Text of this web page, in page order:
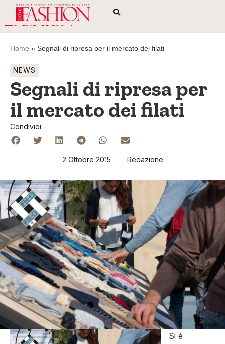
Home » Segnali di ripresa per il mercato dei filati
NEWS
Segnali di ripresa per
il mercato dei filati
Condividi
2 Ottobre 2015 Redazione
Si è